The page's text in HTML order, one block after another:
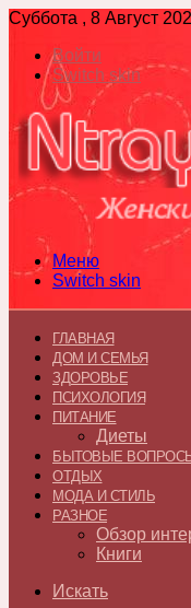
Суббота , 8 Август
Войти
Switch skin
Меню
Switch skin
ГЛАВНАЯ
ДОМ И СЕМЬЯ
ЗДОРОВЬЕ
ПСИХОЛОГИЯ
ПИТАНИЕ
Диеты
БЫТОВЫЕ
ОТДЫХ
МОДА И СТИЛЬ
РАЗНОЕ
Обзор
Книги
Искать